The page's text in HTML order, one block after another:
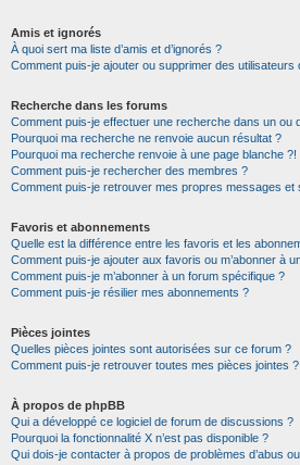
Amis et ignorés
À quoi sert ma liste d’amis et d’ignorés ?
Comment puis-je ajouter ou supprimer des utilisateurs
Recherche dans les forums
Comment puis-je effectuer une recherche dans un ou
Pourquoi ma recherche ne renvoie aucun résultat ?
Pourquoi ma recherche renvoie à une page blanche ?!
Comment puis-je rechercher des membres ?
Comment puis-je retrouver mes propres messages et
Favoris et abonnements
Quelle est la différence entre les favoris et les
Comment puis-je ajouter aux favoris ou m’abonner à
Comment puis-je m’abonner à un forum spécifique ?
Comment puis-je résilier mes abonnements ?
Pièces jointes
Quelles pièces jointes sont autorisées sur ce forum ?
Comment puis-je retrouver toutes mes pièces jointes ?
À propos de phpBB
Qui a développé ce logiciel de forum de discussions ?
Pourquoi la fonctionnalité X n’est pas disponible ?
Qui dois-je contacter à propos de problèmes d’abus